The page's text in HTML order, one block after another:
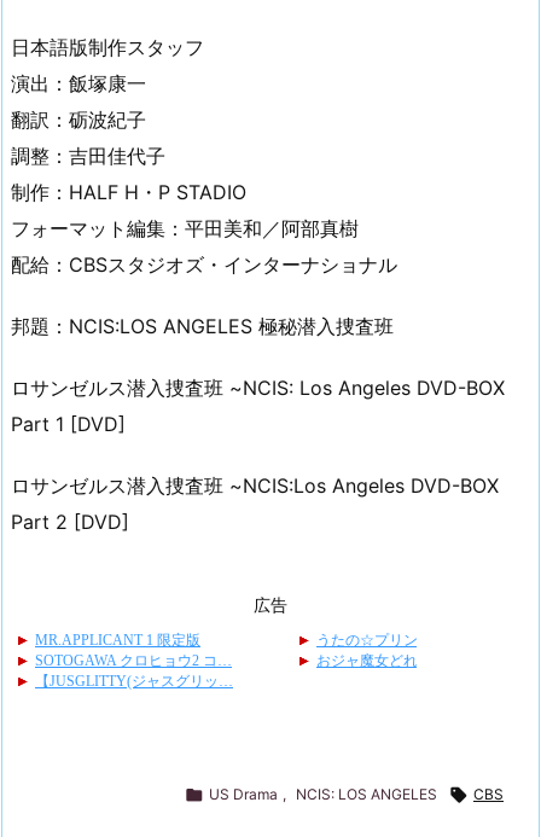
日本語版制作スタッフ
演出：飯塚康一
翻訳：砺波紀子
調整：吉田佳代子
制作：HALF H・P STADIO
フォーマット編集：平田美和／阿部真樹
配給：CBSスタジオズ・インターナショナル
邦題：NCIS:LOS ANGELES 極秘潜入捜査班
ロサンゼルス潜入捜査班 ~NCIS: Los Angeles DVD-BOX
Part 1 [DVD]
ロサンゼルス潜入捜査班 ~NCIS:Los Angeles DVD-BOX
Part 2 [DVD]
広告
 US Drama , NCIS: LOS ANGELES  CBS